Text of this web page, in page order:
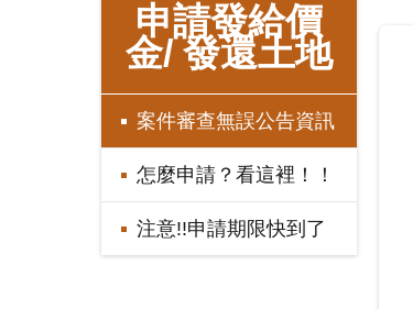
申請發給價
金/ 發還土地
案件審查無誤公告資訊
怎麼申請？看這裡！！
注意!!申請期限快到了